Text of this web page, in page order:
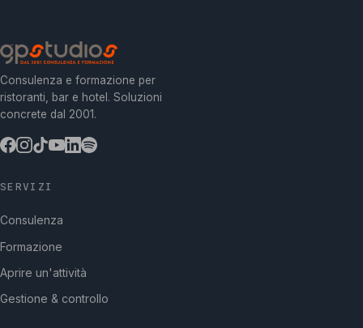
Consulenza e formazione per
ristoranti, bar e hotel. Soluzioni
concrete dal 2001.
SERVIZI
Consulenza
Formazione
Aprire un'attività
Gestione & controllo